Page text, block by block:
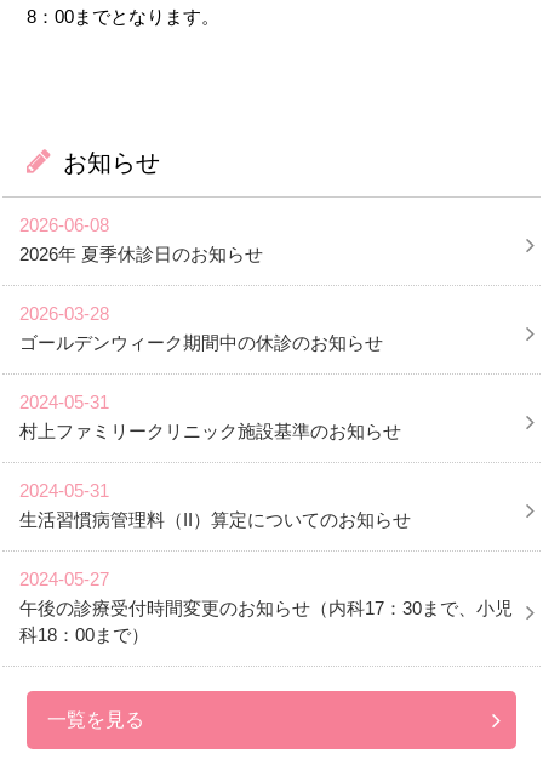
8：00までとなります。
お知らせ
2026-06-08
2026年 夏季休診日のお知らせ
2026-03-28
ゴールデンウィーク期間中の休診のお知らせ
2024-05-31
村上ファミリークリニック施設基準のお知らせ
2024-05-31
生活習慣病管理料（II）算定についてのお知らせ
2024-05-27
午後の診療受付時間変更のお知らせ（内科17：30まで、小児
科18：00まで）
一覧を見る